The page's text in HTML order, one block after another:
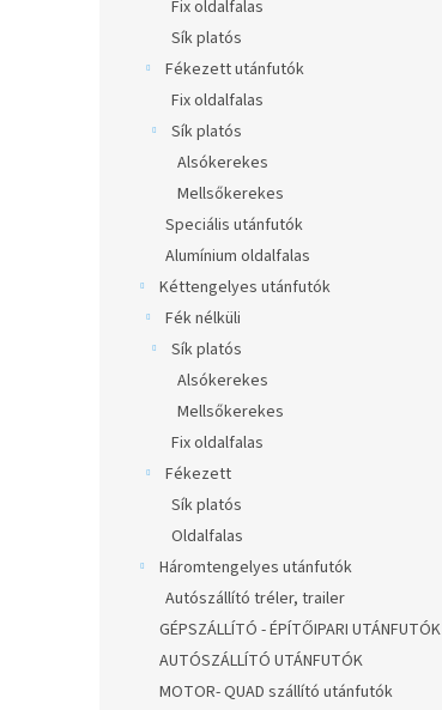
Fix oldalfalas
Sík platós
Fékezett utánfutók
Fix oldalfalas
Sík platós
Alsókerekes
Mellsőkerekes
Speciális utánfutók
Alumínium oldalfalas
Kéttengelyes utánfutók
Fék nélküli
Sík platós
Alsókerekes
Mellsőkerekes
Fix oldalfalas
Fékezett
Sík platós
Oldalfalas
Háromtengelyes utánfutók
Autószállító tréler, trailer
GÉPSZÁLLÍTÓ - ÉPÍTŐIPARI UTÁNFUTÓK
AUTÓSZÁLLÍTÓ UTÁNFUTÓK
MOTOR- QUAD szállító utánfutók